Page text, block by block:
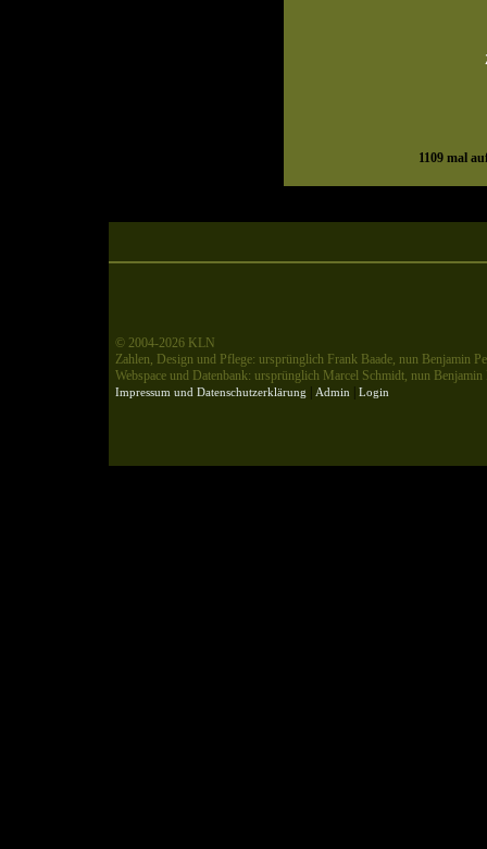
1109mal
© 2004-2026 KLN
Zahlen, Design und Pflege: ursprünglich Frank Baade, nun Benjamin
Webspace und Datenbank: ursprünglich Marcel Schmidt, nun Benjamin
Impressum und Datenschutzerklärung Admin Login